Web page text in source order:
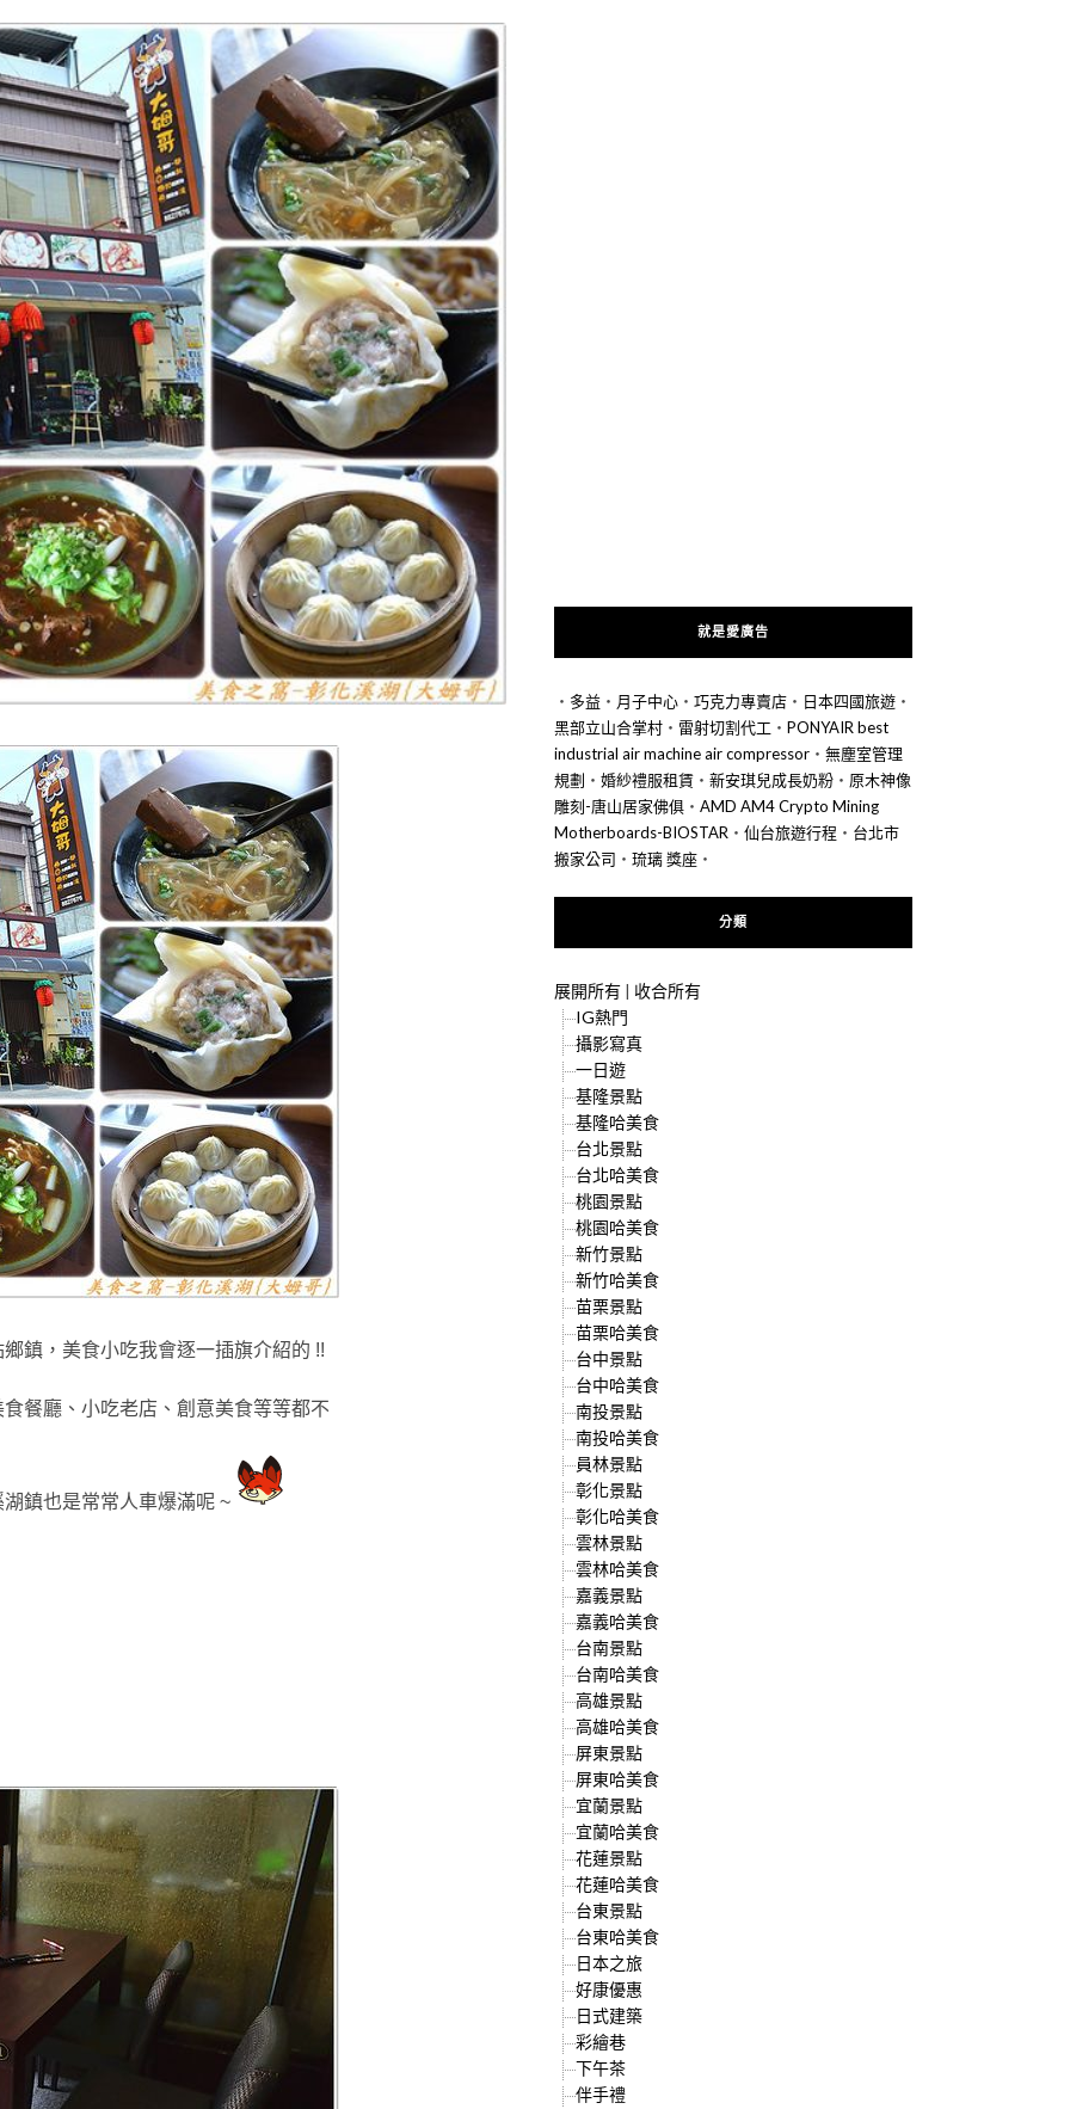
鄉鎮 ，美食小吃我會逐一插旗介紹的 !!
食餐廳 、小吃老店 、創意美食等等都不
鎮也是常常人車爆滿呢 ~
就是愛廣告
‧ 多益 ‧ 月子中心 ‧ 巧克力專賣店 ‧ 日本四國旅遊 ‧
黑部立山合掌村 ‧ 雷射切割代工 ‧ PONYAIR best
industrial air machine air compressor ‧ 無塵室管理
規劃 ‧ 婚紗禮服租賃 ‧ 新安琪兒成長奶粉 ‧ 原木神像
雕刻-唐山居家佛俱 ‧ AMD AM4 Crypto Mining
Motherboards-BIOSTAR ‧ 仙台旅遊行程 ‧ 台北市
搬家公司 ‧ 琉璃 獎座 ‧
分類
展開所有 | 收合所有
IG熱門
攝影寫真
一日遊
基隆景點
基隆哈美食
台北景點
台北哈美食
桃園景點
桃園哈美食
新竹景點
新竹哈美食
苗栗景點
苗栗哈美食
台中景點
台中哈美食
南投景點
南投哈美食
員林景點
彰化景點
彰化哈美食
雲林景點
雲林哈美食
嘉義景點
嘉義哈美食
台南景點
台南哈美食
高雄景點
高雄哈美食
屏東景點
屏東哈美食
宜蘭景點
宜蘭哈美食
花蓮景點
花蓮哈美食
台東景點
台東哈美食
日本之旅
好康優惠
日式建築
彩繪巷
下午茶
伴手禮